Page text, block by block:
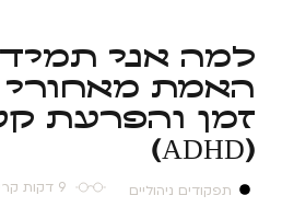
למה אני
האמת מאחורי
זמן והפרעת
(ADHD)
תפקודים ניהוליים 9 דקות קריאה